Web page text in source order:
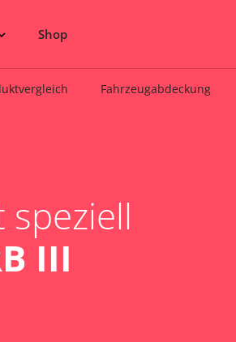
Shop
Fahrzeugabdeckung
speziell
III